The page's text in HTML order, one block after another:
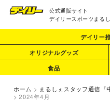
公式通販サイト
デイリースポーツまる
デイリー
オリジナルグッズ
食品
ホーム > まるしぇスタッフ通信『
> 2024年4月